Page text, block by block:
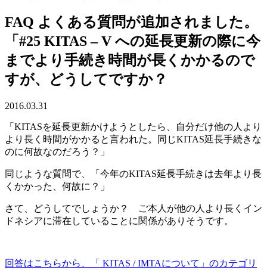
FAQ よくある質問が追加されました。
「#25 KITAS – V への延長更新の際に今
までより手続き時間が長くかかるので
すが、どうしてですか？
2016.03.31
「KITASを延長更新かけようとしたら、自分だけ他の人より
より長く時間がかかると言われた。同じKITAS延長手続きな
のに何故なのだろう？」
同じような質問で、「今年のKITAS延長手続きは去年より長
くかかった、何故に？」
さて、どうしてでしょうか？ ご本人が他の人より長くイン
ドネシアに滞在していることに関係がありそうです。
回答はこちらから、「 KITAS / IMTAについて」のカテゴリ